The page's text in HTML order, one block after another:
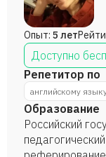
Опыт: 5 лет
Доступно
Репетитор по
английскому
Образование
Российский